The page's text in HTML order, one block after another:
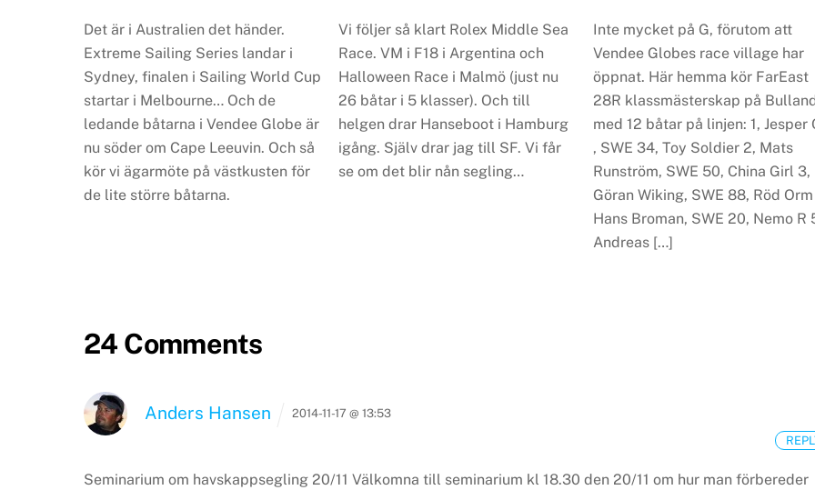
Det är i Australien det händer.
Extreme Sailing Series landar i
Sydney, finalen i Sailing World Cup
startar i Melbourne… Och de
ledande båtarna i Vendee Globe är
nu söder om Cape Leeuvin. Och så
kör vi ägarmöte på västkusten för
de lite större båtarna.
Vi följer så klart Rolex Middle Sea
Race. VM i F18 i Argentina och
Halloween Race i Malmö (just nu
26 båtar i 5 klasser). Och till
helgen drar Hanseboot i Hamburg
igång. Själv drar jag till SF. Vi får
se om det blir nån segling…
Inte mycket på G, förutom att
Vendee Globes race village har
öppnat. Här hemma kör FarEast
28R klassmästerskap på
med 12 båtar på linjen: 1, Jesper
, SWE 34, Toy Soldier 2, Mats
Runström​, SWE 50, China Girl 3,
Göran Wiking​, SWE 88, Röd
Hans Broman​, SWE 20, Nemo R
Andreas […]
24 Comments
Anders Hansen 2014-11-17 @ 13:53
Seminarium om havskappsegling 20/11 Välkomna till seminarium kl 18.30 den 20/11 om hur man förbereder